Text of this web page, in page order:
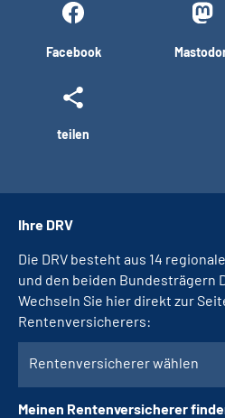
Facebook
teilen
Ihre DRV
Die DRV besteht aus 14
und den beiden Bundesträgern
Wechseln Sie hier direkt zur
Rentenversicherers:
Rentenversicherer wählen
Meinen Rentenversicherer